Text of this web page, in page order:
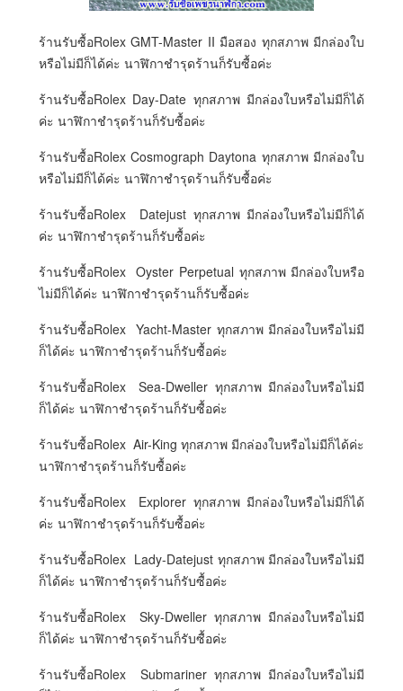
ร้านรับซื้อRolex GMT-Master II มือสอง ทุกสภาพ มีกล่องใบ
หรือไม่มีก็ได้ค่ะ นาฬิกาชำรุดร้านก็รับซื้อค่ะ
ร้านรับซื้อRolex Day-Date ทุกสภาพ มีกล่องใบหรือไม่มีก็ได้
ค่ะ นาฬิกาชำรุดร้านก็รับซื้อค่ะ
ร้านรับซื้อRolex Cosmograph Daytona ทุกสภาพ มีกล่องใบ
หรือไม่มีก็ได้ค่ะ นาฬิกาชำรุดร้านก็รับซื้อค่ะ
ร้านรับซื้อRolex Datejust ทุกสภาพ มีกล่องใบหรือไม่มีก็ได้
ค่ะ นาฬิกาชำรุดร้านก็รับซื้อค่ะ
ร้านรับซื้อRolex Oyster Perpetual ทุกสภาพ มีกล่องใบหรือ
ไม่มีก็ได้ค่ะ นาฬิกาชำรุดร้านก็รับซื้อค่ะ
ร้านรับซื้อRolex Yacht-Master ทุกสภาพ มีกล่องใบหรือไม่มี
ก็ได้ค่ะ นาฬิกาชำรุดร้านก็รับซื้อค่ะ
ร้านรับซื้อRolex Sea-Dweller ทุกสภาพ มีกล่องใบหรือไม่มี
ก็ได้ค่ะ นาฬิกาชำรุดร้านก็รับซื้อค่ะ
ร้านรับซื้อRolex Air-King ทุกสภาพ มีกล่องใบหรือไม่มีก็ได้ค่ะ
นาฬิกาชำรุดร้านก็รับซื้อค่ะ
ร้านรับซื้อRolex Explorer ทุกสภาพ มีกล่องใบหรือไม่มีก็ได้
ค่ะ นาฬิกาชำรุดร้านก็รับซื้อค่ะ
ร้านรับซื้อRolex Lady‑Datejust ทุกสภาพ มีกล่องใบหรือไม่มี
ก็ได้ค่ะ นาฬิกาชำรุดร้านก็รับซื้อค่ะ
ร้านรับซื้อRolex Sky-Dweller ทุกสภาพ มีกล่องใบหรือไม่มี
ก็ได้ค่ะ นาฬิกาชำรุดร้านก็รับซื้อค่ะ
ร้านรับซื้อRolex Submariner ทุกสภาพ มีกล่องใบหรือไม่มี